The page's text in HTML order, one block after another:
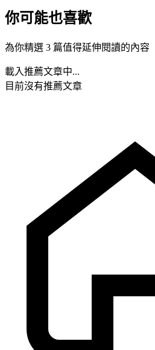
你可能也喜歡
為你精選 3 篇值得延伸閱讀的內容
載入推薦文章中...
目前沒有推薦文章